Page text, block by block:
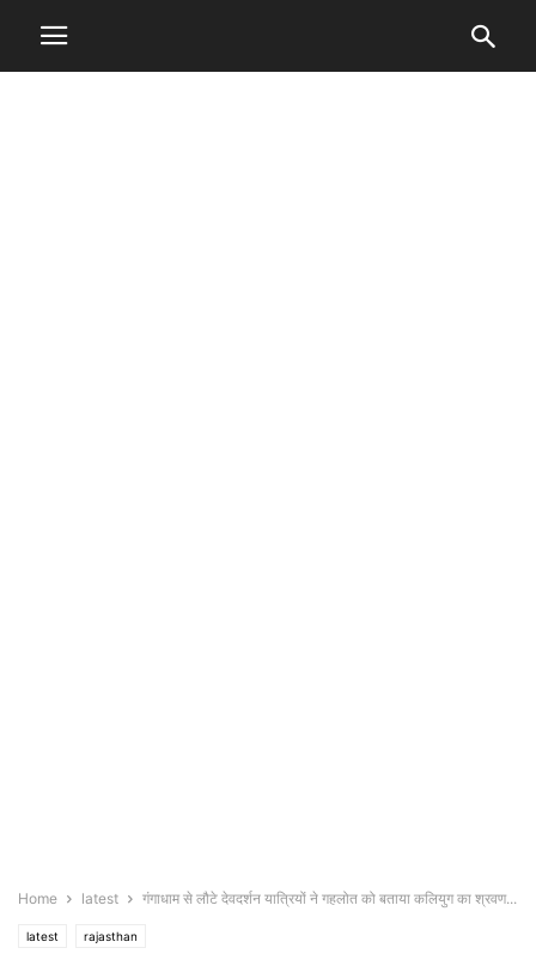
Home latest गंगाधाम से लौटे देवदर्शन यात्रियों ने गहलोत को बताया कलियुग का श्रवण...
latest rajasthan